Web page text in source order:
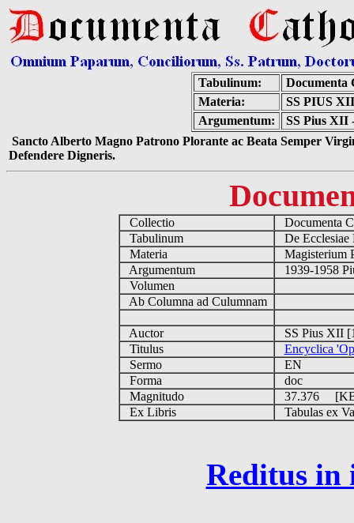
Tabulinum:
Documenta
Materia:
SS PIUS
Argumentum:
SS Pius XII
Sancto Alberto Magno Patrono Plorante ac Beata Semper
Defendere Digneris.
Collectio
Documenta
Tabulinum
De
Materia
Magisterium
Argumentum
1939-1958
Volumen
Ab Columna ad Culumnam
Auctor
SS Pius XII
Titulus
Encyclica
Sermo
EN
Forma
doc
Magnitudo
37.376
Ex Libris
Tabulas ex
Reditus in